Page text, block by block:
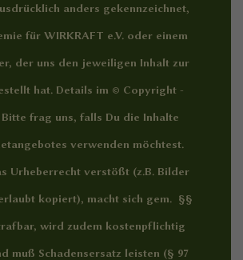
anders gekennzeichnet,
für WIRKRAFT e.V. oder einem
der uns den jeweiligen Inhalt zur
hat. Details im © Copyright -
Bitte frag uns, falls Du die Inhalte
verwenden möchtest.
Urheberrecht verstößt (z.B. Bilder
kopiert), macht sich gem. §§
wird zudem kostenpflichtig
muß Schadensersatz leisten (§ 97